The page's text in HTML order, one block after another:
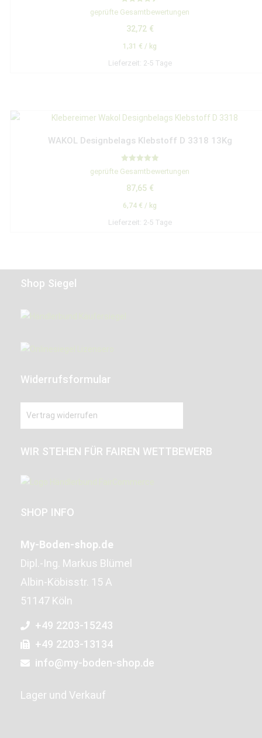
Bewertet
mit
von 5
geprüfte Gesamtbewertungen
32,72 €
1,31 € / kg
Lieferzeit: 2-5 Tage
WAKOL Designbelags Klebstoff D 3318 13Kg
Bewertet mit
5.00
geprüfte Gesamtbewertungen
87,65 €
6,74 € / kg
Lieferzeit: 2-5 Tage
Shop Siegel
Widerrufsformular
Vertrag widerrufen
WIR STEHEN FÜR FAIREN WETTBEWERB
SHOP INFO
My-Boden-shop.de
Dipl.-Ing. Markus Blümel
Albin-Köbisstr. 15 A
51147 Köln
+49 2203-15243
+49 2203-13134
info@my-boden-shop.de
Lager und Verkauf